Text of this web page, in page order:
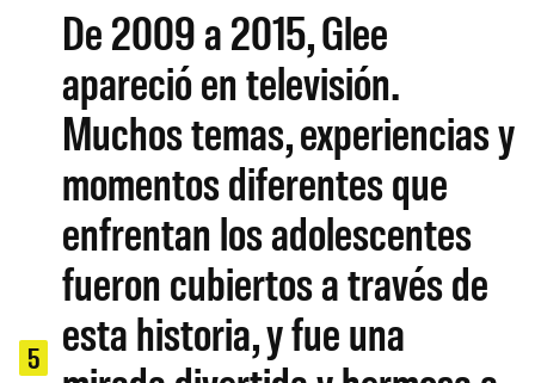
5
De 2009 a 2015, Glee
apareció en televisión.
Muchos temas, experiencias y
momentos diferentes que
enfrentan los adolescentes
fueron cubiertos a través de
esta historia, y fue una